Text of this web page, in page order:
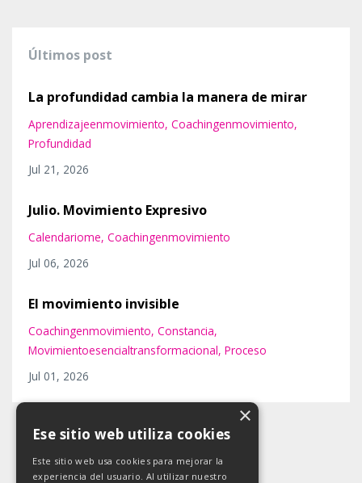
Últimos post
La profundidad cambia la manera de mirar
Aprendizajeenmovimiento Coachingenmovimiento
Profundidad
Jul 21, 2026
Julio. Movimiento Expresivo
Calendariome Coachingenmovimiento
Jul 06, 2026
El movimiento invisible
Coachingenmovimiento Constancia
Movimientoesencialtransformacional Proceso
Jul 01, 2026
×
Ese sitio web utiliza cookies
Este sitio web usa cookies para mejorar la
experiencia del usuario. Al utilizar nuestro